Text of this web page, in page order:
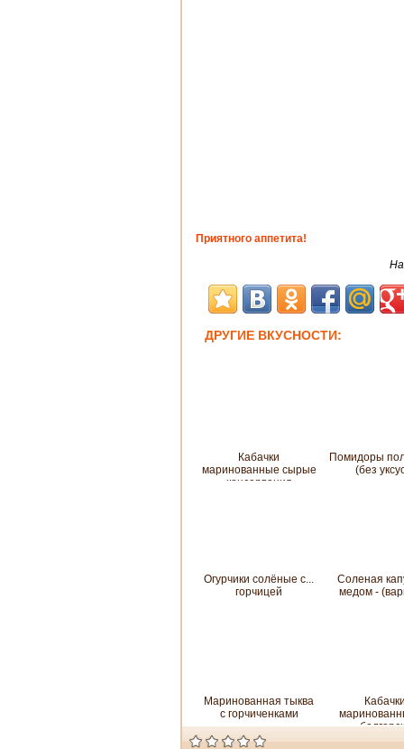
Приятного аппетита!
ДРУГИЕ ВКУСНОСТИ:
Кабачки
маринованные сырые
консервация
Помидоры
(без
Огурчики солёные с...
горчицей
Соленая
медом -
Маринованная тыква
с горчиченками